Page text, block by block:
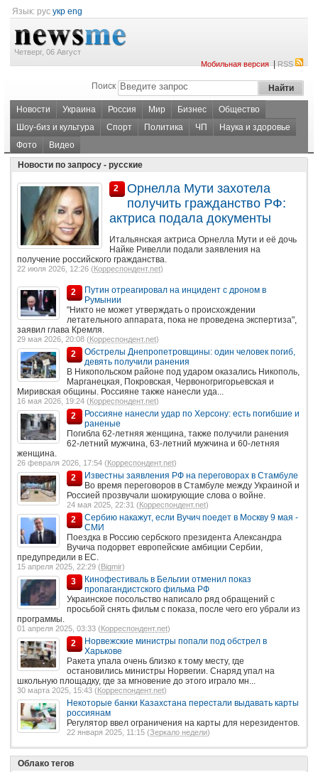
Язык: рус укр eng
Четверг, 06 Август
Мобильная версия|RSS
Поиск
Новости Украина Россия Мир Бизнес
Общество
Шоу-биз и культура
Спорт Политика ЧП
Наука и здоровье
Фото
Видео
Новости по запросу - русские
2
Орнелла Мути захотела
получить гражданство РФ:
актриса подала документы
Итальянская актриса Орнелла Мути и её дочь
Найке Ривелли подали заявления на
получение российского гражданства.
22 июля 2026, 12:26 (Корреспондент.net)
2
Путин отреагировал на инцидент с дроном в
Румынии
"Никто не может утверждать о происхождении
летательного аппарата, пока не проведена экспертиза",
заявил глава Кремля.
29 мая 2026, 20:08 (Корреспондент.net)
2
Обстрелы Днепропетровщины: один человек погиб,
девять получили ранения
В Никопольском районе под ударом оказались Никополь,
Марганецкая, Покровская, Червоногригорьевская и
Миривская общины. Россияне также нанесли уда...
16 мая 2026, 19:24 (Корреспондент.net)
2
Россияне нанесли удар по Херсону: есть погибшие и
раненые
Погибла 62-летняя женщина, также получили ранения
62-летний мужчина, 63-летний мужчина и 60-летняя
женщина.
26 февраля 2026, 17:54 (Корреспондент.net)
2
Известны заявления РФ на переговорах в Стамбуле
Во время переговоров в Стамбуле между Украиной и
Россией прозвучали шокирующие слова о войне.
24 мая 2025, 22:31 (Корреспондент.net)
2
Сербию накажут, если Вучич поедет в Москву 9 мая -
СМИ
Поездка в Россию сербского президента Александра
Вучича подорвет европейские амбиции Сербии,
предупредили в ЕС.
15 апреля 2025, 22:29 (Bigmir)
3
Кинофестиваль в Бельгии отменил показ
пропагандистского фильма РФ
Украинское посольство написало ряд обращений с
просьбой снять фильм с показа, после чего его убрали из
программы.
01 апреля 2025, 03:33 (Корреспондент.net)
2
Норвежские министры попали под обстрел в
Харькове
Ракета упала очень близко к тому месту, где
остановились министры Норвегии. Снаряд упал на
школьную площадку, где за мгновение до этого играло мн...
30 марта 2025, 15:43 (Корреспондент.net)
Некоторые банки Казахстана перестали выдавать карты
россиянам
Регулятор ввел ограничения на карты для нерезидентов.
22 января 2025, 11:15 (Зеркало недели)
Облако тегов